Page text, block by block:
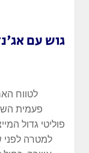
גוש עם
לטווח
פעמית
פוליטי גדול
למטרה לפני